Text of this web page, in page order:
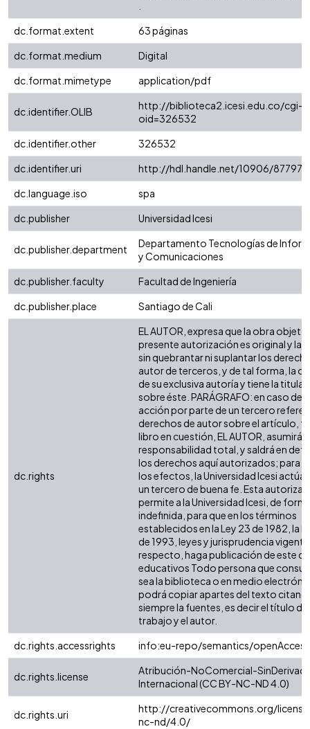
dc.format.extent
63 páginas
dc.format.medium
Digital
dc.format.mimetype
application/pdf
dc.identifier.OLIB
http://biblioteca2.icesi.edu.co/cgi-
oid=326532
dc.identifier.other
326532
dc.identifier.uri
http://hdl.handle.net/10906/87797
dc.language.iso
spa
dc.publisher
Universidad Icesi
dc.publisher.department
Departamento Tecnologías de
y Comunicaciones
dc.publisher.faculty
Facultad de Ingeniería
dc.publisher.place
Santiago de Cali
dc.rights
EL AUTOR, expresa que la obra objeto
presente autorización es original y la
sin quebrantar ni suplantar los
autor de terceros, y de tal forma, la
de su exclusiva autoría y tiene la
sobre éste. PARÁGRAFO: en caso de
acción por parte de un tercero
derechos de autor sobre el artículo,
libro en cuestión, EL AUTOR, asumirá
responsabilidad total, y saldrá en
los derechos aquí autorizados; para
los efectos, la Universidad Icesi actúa
un tercero de buena fe. Esta
permite a la Universidad Icesi, de
indefinida, para que en los términos
establecidos en la Ley 23 de 1982, la
de 1993, leyes y jurisprudencia
respecto, haga publicación de este
educativos Todo persona que
sea la biblioteca o en medio
podrá copiar apartes del texto
siempre la fuentes, es decir el título del
trabajo y el autor.
dc.rights.accessrights
info:eu-repo/semantics/openAccess
dc.rights.license
Atribución-NoComercial-
Internacional (CC BY-NC-ND 4.0)
dc.rights.uri
http://creativecommons.org/
nc-nd/4.0/